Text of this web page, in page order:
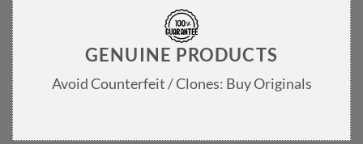
GENUINE PRODUCTS
Avoid Counterfeit / Clones: Buy Originals